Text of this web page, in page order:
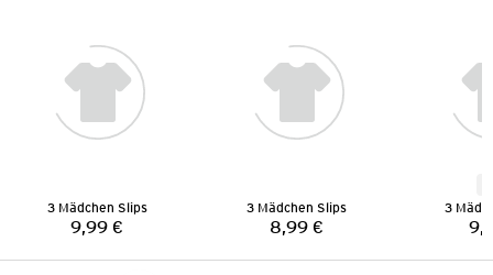
3 Mädchen Slips
Preis:
9,99 €
3 Mädchen Slips
Preis:
8,99 €
3